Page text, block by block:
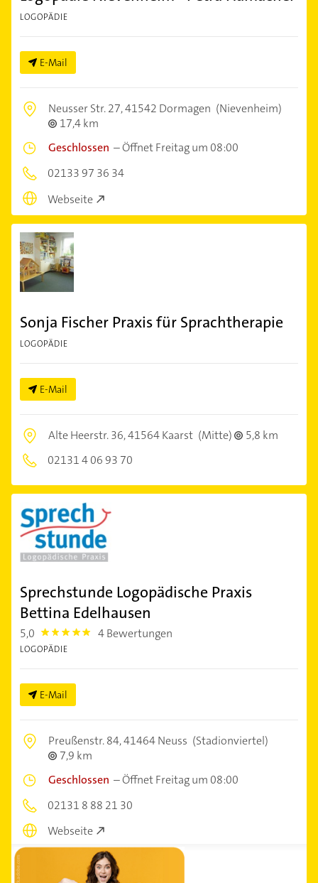
LOGOPÄDIE
E-Mail
Neusser Str. 27,41542 Dormagen (Nievenheim)
17,4 km
Geschlossen –Öffnet Freitag um 08:00
02133 97 36 34
Webseite
Sonja Fischer Praxis für Sprachtherapie
LOGOPÄDIE
E-Mail
Alte Heerstr. 36,41564 Kaarst (Mitte)
5,8 km
02131 4 06 93 70
Sprechstunde Logopädische Praxis
Bettina Edelhausen
5,0 5.0 4 Bewertungen
LOGOPÄDIE
E-Mail
Preußenstr. 84,41464 Neuss (Stadionviertel)
7,9 km
Geschlossen –Öffnet Freitag um 08:00
02131 8 88 21 30
Webseite